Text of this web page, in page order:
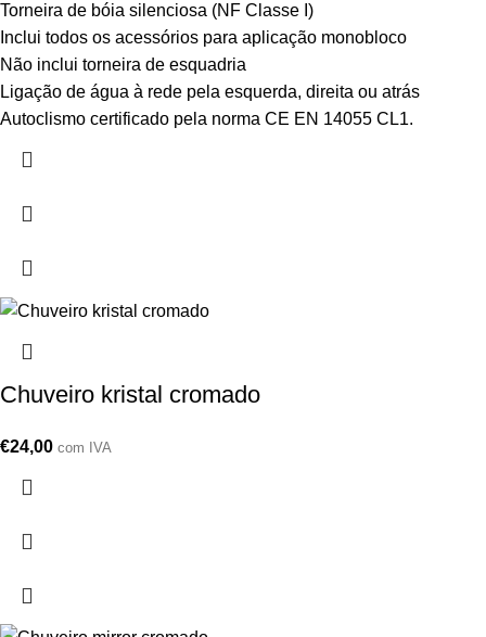
Torneira de bóia silenciosa (NF Classe I)
Inclui todos os acessórios para aplicação monobloco
Não inclui torneira de esquadria
Ligação de água à rede pela esquerda, direita ou atrás
Autoclismo certificado pela norma CE EN 14055 CL1.
Chuveiro kristal cromado
€24,00 com IVA